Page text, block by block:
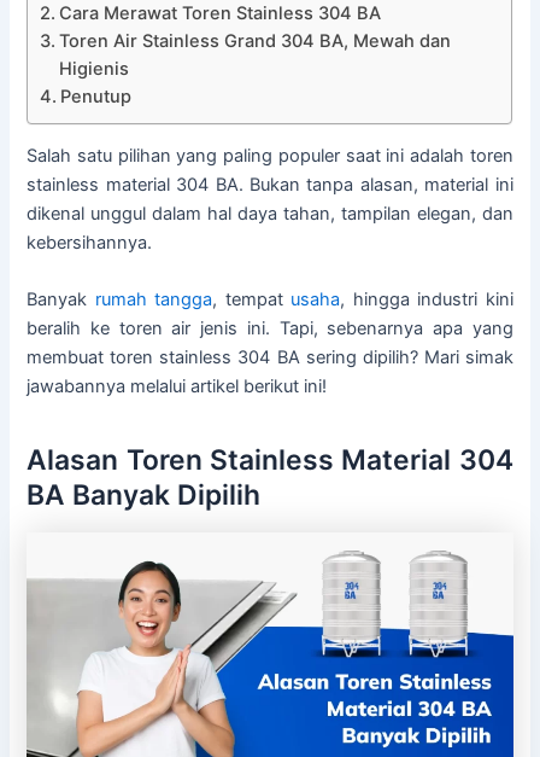
Cara Merawat Toren Stainless 304 BA
Toren Air Stainless Grand 304 BA, Mewah dan
Higienis
Penutup
Salah satu pilihan yang paling populer saat ini adalah toren
stainless material 304 BA. Bukan tanpa alasan, material ini
dikenal unggul dalam hal daya tahan, tampilan elegan, dan
kebersihannya.
Banyak rumah tangga, tempat usaha, hingga industri kini
beralih ke toren air jenis ini. Tapi, sebenarnya apa yang
membuat toren stainless 304 BA sering dipilih? Mari simak
jawabannya melalui artikel berikut ini!
Alasan Toren Stainless Material 304
BA Banyak Dipilih